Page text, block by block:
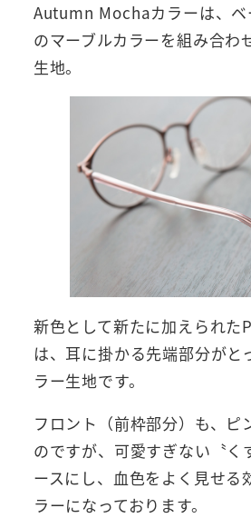
Autumn Mochaカラーは、ベ
のマーブルカラーを組み合わ
生地。
新色として新たに加えられた
は、耳に掛かる先端部分がと
ラー生地です。
フロント（前枠部分）も、ピ
のですが、可愛すぎない〝く
ースにし、血色をよく見せる
ラーになっております。